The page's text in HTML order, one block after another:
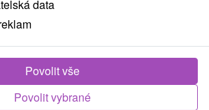
Od 2 NocíPlná Penze
kteří potřebují načerpat
procedury (dle počtu
data
Povolit vybrané
Povolit vše